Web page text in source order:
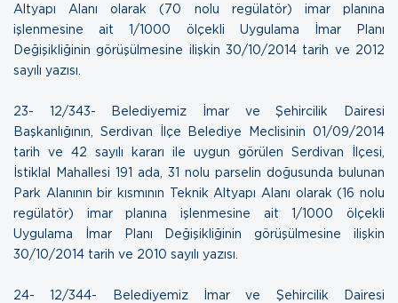
Altyapı Alanı olarak (70 nolu regülatör) imar planına
işlenmesine ait 1/1000 ölçekli Uygulama İmar Planı
Değişikliğinin görüşülmesine ilişkin 30/10/2014 tarih ve 2012
sayılı yazısı.
23- 12/343- Belediyemiz İmar ve Şehircilik Dairesi
Başkanlığının, Serdivan İlçe Belediye Meclisinin 01/09/2014
tarih ve 42 sayılı kararı ile uygun görülen Serdivan İlçesi,
İstiklal Mahallesi 191 ada, 31 nolu parselin doğusunda bulunan
Park Alanının bir kısmının Teknik Altyapı Alanı olarak (16 nolu
regülatör) imar planına işlenmesine ait 1/1000 ölçekli
Uygulama İmar Planı Değişikliğinin görüşülmesine ilişkin
30/10/2014 tarih ve 2010 sayılı yazısı.
24- 12/344- Belediyemiz İmar ve Şehircilik Dairesi